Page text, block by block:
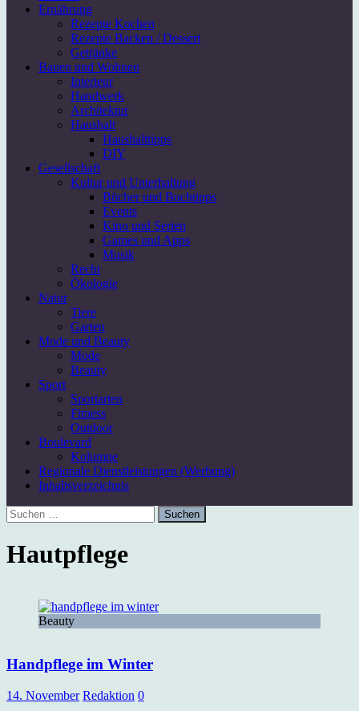
Ernährung
Rezepte Kochen
Rezepte Backen / Dessert
Getränke
Bauen und Wohnen
Interieur
Handwerk
Architektur
Haushalt
Haushalttipps
DIY
Gesellschaft
Kultur und Unterhaltung
Bücher und Buchtipps
Events
Kino und Serien
Games und Apps
Musik
Recht
Ökologie
Natur
Tiere
Garten
Mode und Beauty
Mode
Beauty
Sport
Sportarten
Fitness
Outdoor
Boulevard
Kolumne
Regionale Dienstleistungen (Werbung)
Inhaltsverzeichnis
Suchen
nach:
Hautpflege
Beauty
Handpflege im Winter
14. November Redaktion 0